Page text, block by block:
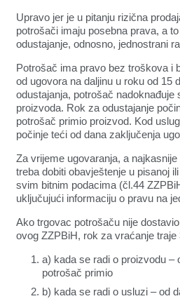
Upravo jer je u pitanju rizična
potrošači imaju posebna prava, a
odustajanje, odnosno, jednostrani
Potrošač ima pravo bez troškova i
od ugovora na daljinu u roku od 15
odustajanja, potrošač nadoknađuje
proizvoda. Rok za odustajanje
potrošač primio proizvod. Kod
počinje teći od dana zaključenja
Za vrijeme ugovaranja, a
treba dobiti obavještenje u pisanoj
svim bitnim podacima (čl.44
uključujući informaciju o pravu na
Ako trgovac potrošaču nije
ovog ZZPBiH, rok za vraćanje traje
a) kada se radi o proizvodu –
potrošač primio
b) kada se radi o usluzi – od